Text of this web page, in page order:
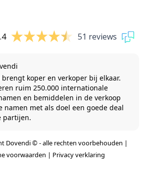
51 reviews
brengt koper en verkoper bij elkaar.
ruim 250.000 internationale
en bemiddelen in de verkoop
namen met als doel een goede deal
partijen.
Dovendi © - alle rechten voorbehouden |
voorwaarden | Privacy verklaring